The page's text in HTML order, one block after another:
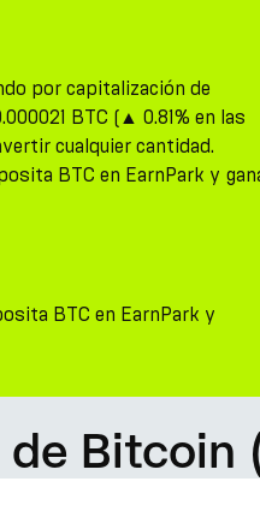
por capitalización de
BTC (▲ 0.81% en las
cualquier cantidad.
BTC en EarnPark y
BTC en EarnPark y
Bitcoin